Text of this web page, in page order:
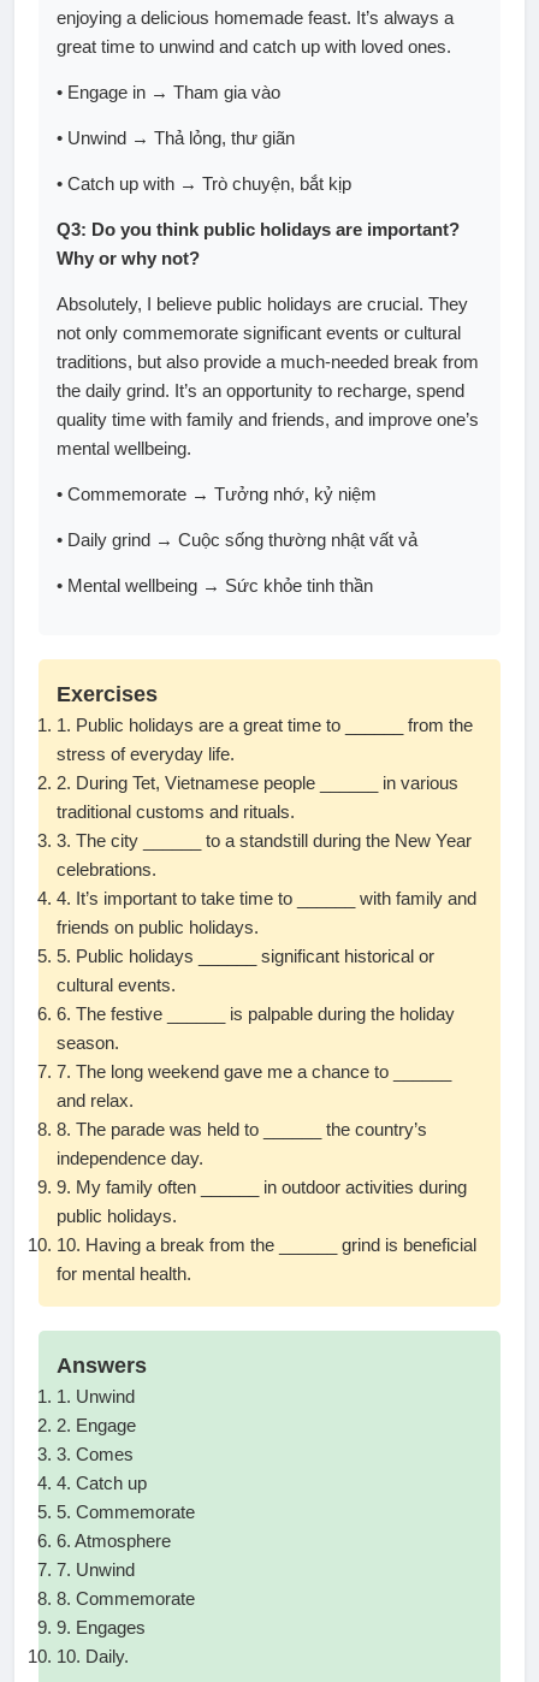
enjoying a delicious homemade feast. It’s always a
great time to unwind and catch up with loved ones.
• Engage in → Tham gia vào
• Unwind → Thả lỏng, thư giãn
• Catch up with → Trò chuyện, bắt kịp
Q3: Do you think public holidays are important?
Why or why not?
Absolutely, I believe public holidays are crucial. They
not only commemorate significant events or cultural
traditions, but also provide a much-needed break from
the daily grind. It’s an opportunity to recharge, spend
quality time with family and friends, and improve one’s
mental wellbeing.
• Commemorate → Tưởng nhớ, kỷ niệm
• Daily grind → Cuộc sống thường nhật vất vả
• Mental wellbeing → Sức khỏe tinh thần
Exercises
1. Public holidays are a great time to ______ from the
stress of everyday life.
2. During Tet, Vietnamese people ______ in various
traditional customs and rituals.
3. The city ______ to a standstill during the New Year
celebrations.
4. It’s important to take time to ______ with family and
friends on public holidays.
5. Public holidays ______ significant historical or
cultural events.
6. The festive ______ is palpable during the holiday
season.
7. The long weekend gave me a chance to ______
and relax.
8. The parade was held to ______ the country’s
independence day.
9. My family often ______ in outdoor activities during
public holidays.
10. Having a break from the ______ grind is beneficial
for mental health.
Answers
1. Unwind
2. Engage
3. Comes
4. Catch up
5. Commemorate
6. Atmosphere
7. Unwind
8. Commemorate
9. Engages
10. Daily.